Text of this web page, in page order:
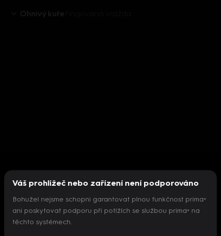
Ohnivý kuře
Nepodařilo se inicializovat přehrávač
Váš prohlížeč nebo zařízení není podporováno
Bohužel nejsme schopni garantovat plnou funkčnost prima+
ani poskytovat podporu při potížích se službou prima+ na
těchto systémech.